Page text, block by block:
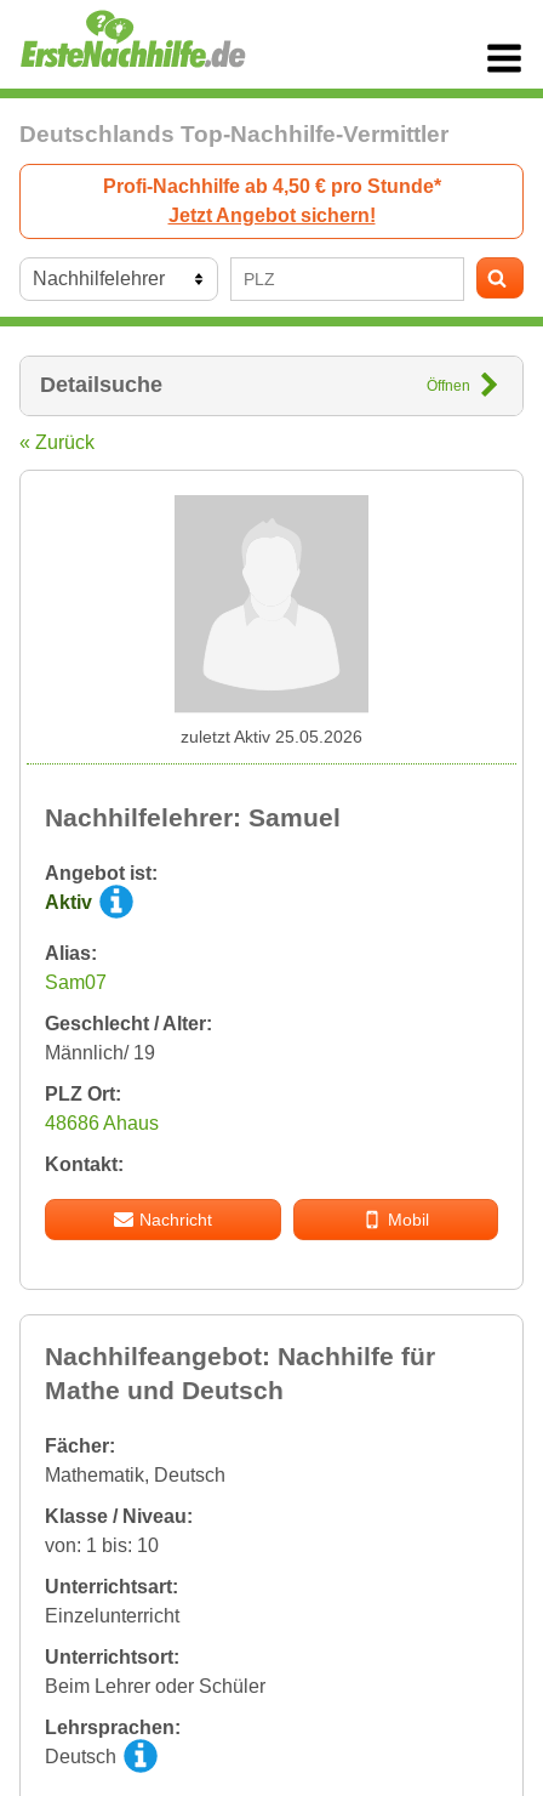
Deutschlands Top-Nachhilfe-Vermittler
Profi-Nachhilfe ab 4,50 € pro Stunde*
Jetzt Angebot sichern!
Detailsuche Öffnen
« Zurück
Nachhilfelehrer: Samuel
Angebot ist:
Aktiv
Alias:
Sam07
Geschlecht / Alter:
Männlich/ 19
PLZ Ort:
48686 Ahaus
Kontakt:
Nachricht Mobil
zuletzt Aktiv 25.05.2026
Nachhilfeangebot: Nachhilfe für
Mathe und Deutsch
Fächer:
Mathematik, Deutsch
Klasse / Niveau:
von: 1 bis: 10
Unterrichtsart:
Einzelunterricht
Unterrichtsort:
Beim Lehrer oder Schüler
Lehrsprachen:
Deutsch